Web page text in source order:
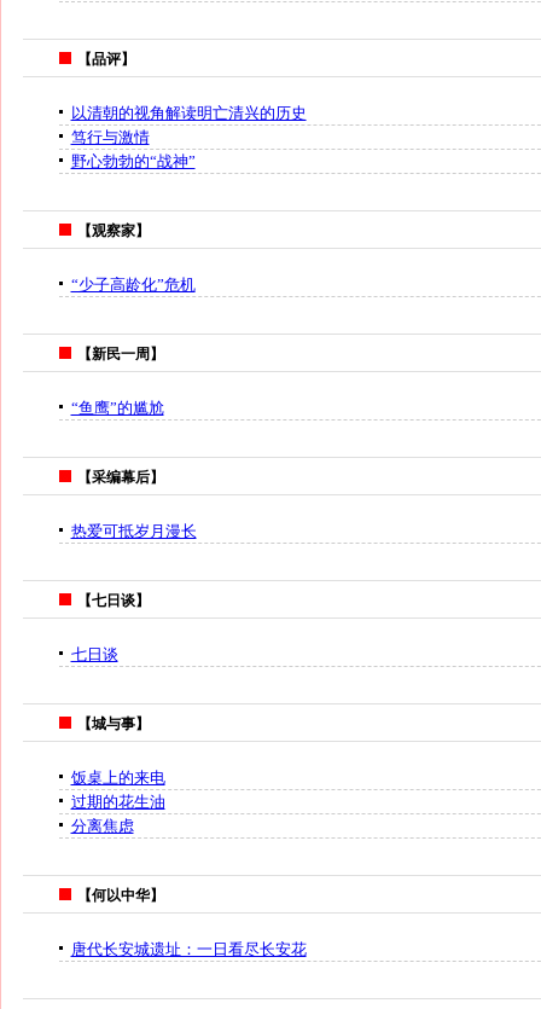
【品评】
以清朝的视角解读明亡清兴的历史
笃行与激情
野心勃勃的“战神”
【观察家】
“少子高龄化”危机
【新民一周】
“鱼鹰”的尴尬
【采编幕后】
热爱可抵岁月漫长
【七日谈】
七日谈
【城与事】
饭桌上的来电
过期的花生油
分离焦虑
【何以中华】
唐代长安城遗址：一日看尽长安花